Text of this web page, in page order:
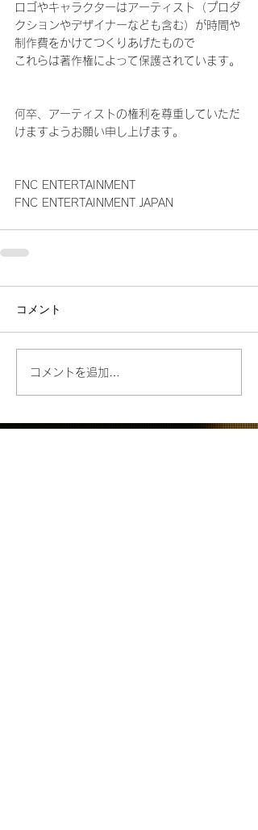
ロゴやキャラクターはアーティスト（プロダ
クションやデザイナーなども含む）が時間や
制作費をかけてつくりあげたもので
これらは著作権によって保護されています。
何卒、アーティストの権利を尊重していただ
けますようお願い申し上げます。
FNC ENTERTAINMENT
FNC ENTERTAINMENT JAPAN
コメント
コメントを追加…